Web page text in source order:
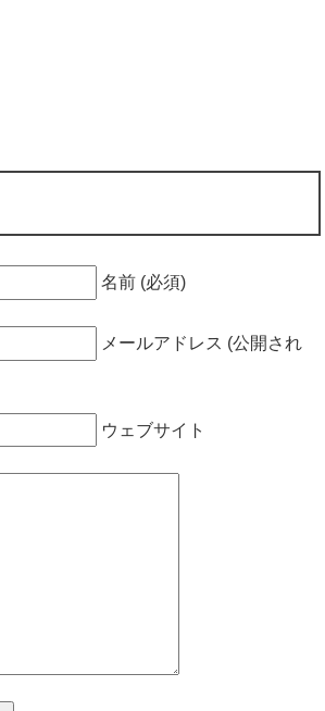
名前 (必須)
メールアドレス (公開され
ウェブサイト